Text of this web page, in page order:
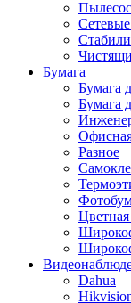
Бумага
Бумага
Бумага
Разное
Цветная
Dahua